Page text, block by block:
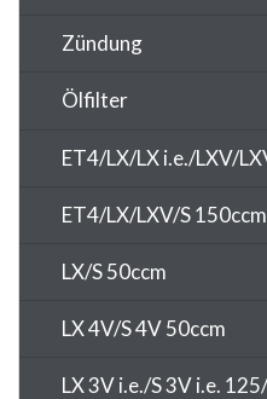
Zündung
Ölfilter
ET4/LX/LX i.e./LXV/
ET4/LX/LXV/S 150ccm
LX/S 50ccm
LX 4V/S 4V 50ccm
LX 3V i.e./S 3V i.e.